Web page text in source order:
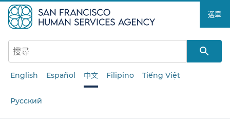
至
主
要
選單​​
English Español 中文 Filipino Tiếng Việt
Русский